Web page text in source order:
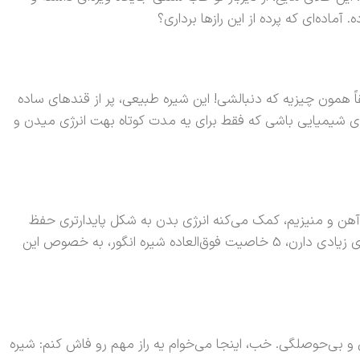
که پرده از این رازها برداری؟
همون چیزیه که دنبالشی! این شیره طبیعی، پر از قندهای ساده
شیمیایی باشی که فقط برای یه مدت کوتاه بهت انرژی میدن و
و منیزیم، کمک می‌کنه انرژی بدن به شکل پایدارتری حفظ
بشه. انگار داری باک ماشینتو با بهترین سوخت ممکن پر می‌کنی. برای دانش‌آموزان، دانشجوها، ورزشکارها و حتی کسایی که کارهای فکری زیادی دارن، 5 خاصیت فوق‌العاده شیره انگور، به خصوص این
خب، اینجا می‌خوام یه راز مهم رو فاش کنم: شیره